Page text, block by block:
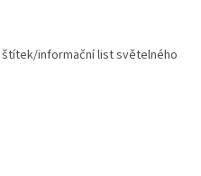
informační list světelného